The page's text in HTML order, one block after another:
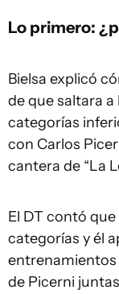
Lo primero:
Bielsa explicó
de que saltara a
categorías
con Carlos
cantera de “La
El DT contó
categorías y él
entrenamientos
de Picerni